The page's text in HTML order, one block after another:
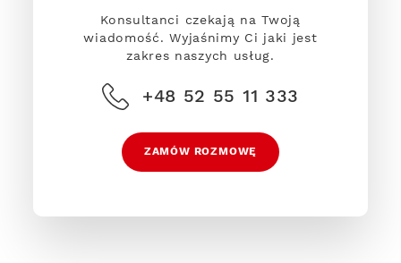
Konsultanci czekają na Twoją
wiadomość. Wyjaśnimy Ci jaki jest
zakres naszych usług.
+48 52 55 11 333
ZAMÓW ROZMOWĘ